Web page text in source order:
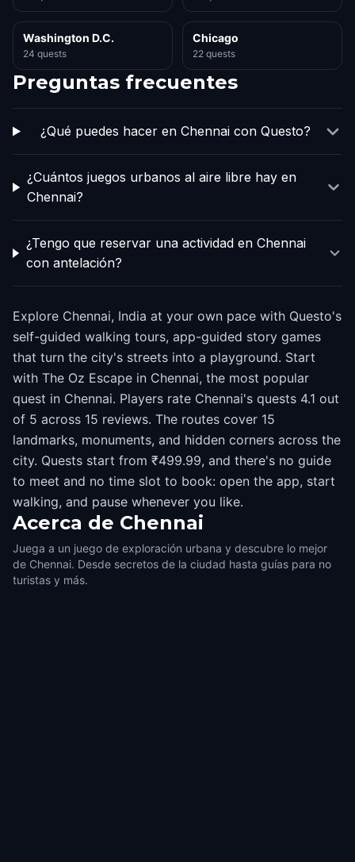
Washington D.C.
24 quests
Chicago
22 quests
Preguntas frecuentes
¿Qué puedes hacer en Chennai con Questo?
¿Cuántos juegos urbanos al aire libre hay en
Chennai?
¿Tengo que reservar una actividad en Chennai
con antelación?
Explore Chennai, India at your own pace with Questo's
self-guided walking tours, app-guided story games
that turn the city's streets into a playground. Start
with The Oz Escape in Chennai, the most popular
quest in Chennai. Players rate Chennai's quests 4.1 out
of 5 across 15 reviews. The routes cover 15
landmarks, monuments, and hidden corners across the
city. Quests start from ₹499.99, and there's no guide
to meet and no time slot to book: open the app, start
walking, and pause whenever you like.
Acerca de Chennai
Juega a un juego de exploración urbana y descubre lo mejor
de Chennai. Desde secretos de la ciudad hasta guías para no
turistas y más.